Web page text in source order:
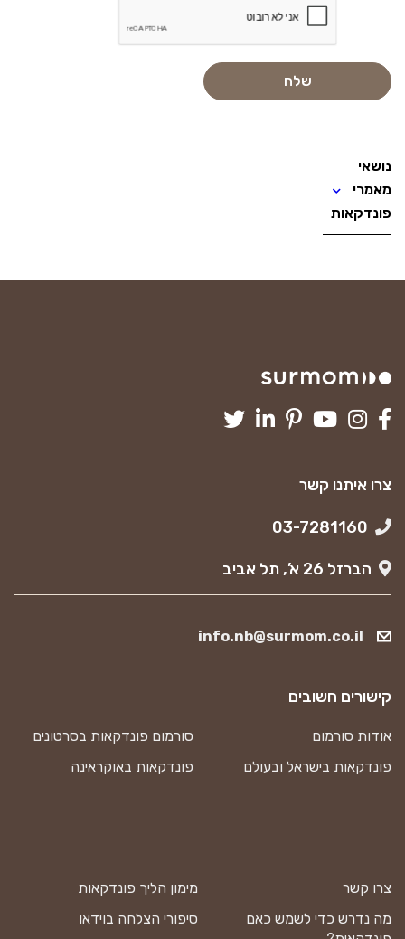
נושאי
מאמרי
פונדקאות
צרו איתנו קשר
הברזל 26 א’, תל אביב
info.nb@surmom.co.il
צרו קשר
מה נדרש כדי לשמש כאם
מימון הליך פונדקאות
סיפורי הצלחה בוידאו
קישורים חשובים
אודות סורמום
סורמום פונדקאות בסרטונים
פונדקאות בישראל ובעולם
פונדקאות באוקראינה